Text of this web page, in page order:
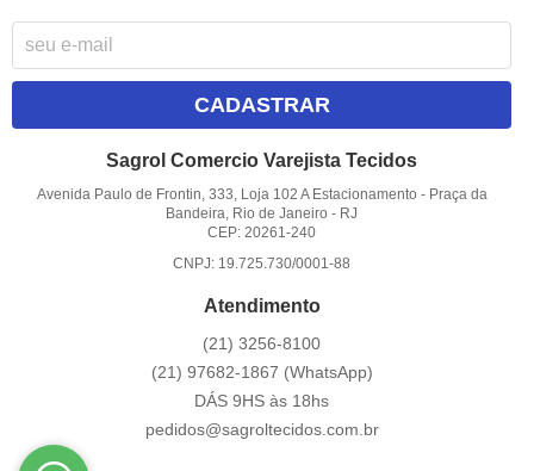
CADASTRAR
Sagrol Comercio Varejista Tecidos
Avenida Paulo de Frontin, 333, Loja 102 A Estacionamento - Praça da
Bandeira, Rio de Janeiro - RJ
CEP: 20261-240
CNPJ: 19.725.730/0001-88
Atendimento
(21) 3256-8100
(21) 97682-1867 (WhatsApp)
DÁS 9HS às 18hs
pedidos@sagroltecidos.com.br